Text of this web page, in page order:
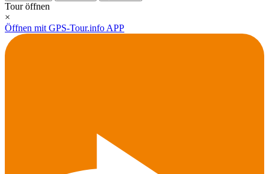
Tour öffnen
×
Öffnen mit GPS-Tour.info APP